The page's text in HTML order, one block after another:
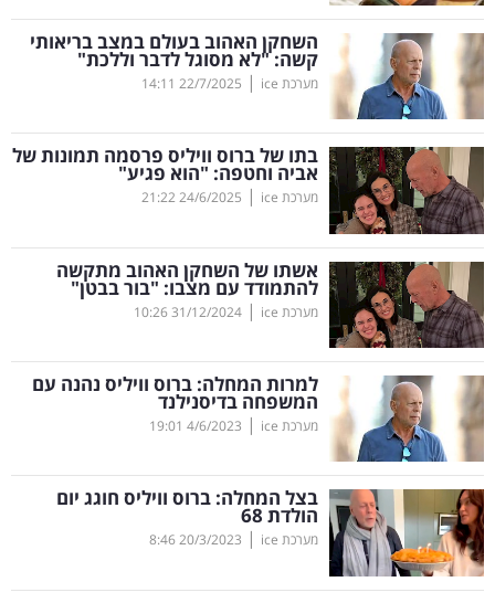
דעות
רכילות
עסקית
קריפטו
ויראלי
טלוויזיה
עסקי
ספורט
קריירה
ולימודים
מינויים
רייטינג
רכב
השחקן האהוב בעולם במצב בריאותי
קשה: "לא מסוגל לדבר וללכת"
מערכת ice |
22/7/2025
14:11
בתו של ברוס וויליס פרסמה תמונות של
אביה וחטפה: "הוא פגיע"
מערכת ice |
24/6/2025
21:22
אשתו של השחקן האהוב מתקשה
להתמודד עם מצבו: "בור בבטן"
מערכת ice |
31/12/2024
10:26
למרות המחלה: ברוס וויליס נהנה עם
המשפחה בדיסנילנד
מערכת ice |
4/6/2023
19:01
בצל המחלה: ברוס וויליס חוגג יום
הולדת 68
מערכת ice |
20/3/2023
8:46